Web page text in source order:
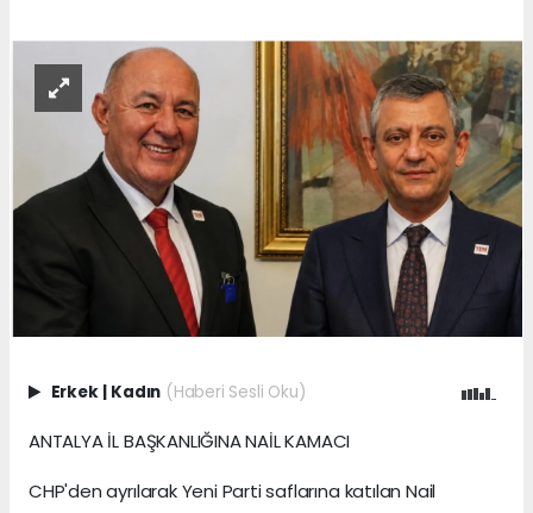
Erkek | Kadın (Haberi Sesli Oku)
ANTALYA İL BAŞKANLIĞINA NAİL KAMACI
CHP'den ayrılarak Yeni Parti saflarına katılan Nail